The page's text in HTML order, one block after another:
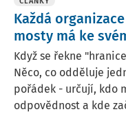
Každá
mosty má ke
Když se řekne
Něco, co odděluje
pořádek - určují, kdo
odpovědnost a kde